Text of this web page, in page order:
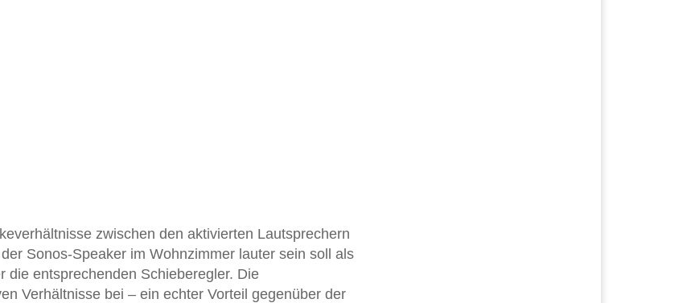
zwischen den aktivierten Lautsprechern
Sonos-Speaker im Wohnzimmer lauter sein soll als
die entsprechenden Schieberegler. Die
Verhältnisse bei – ein echter Vorteil gegenüber der